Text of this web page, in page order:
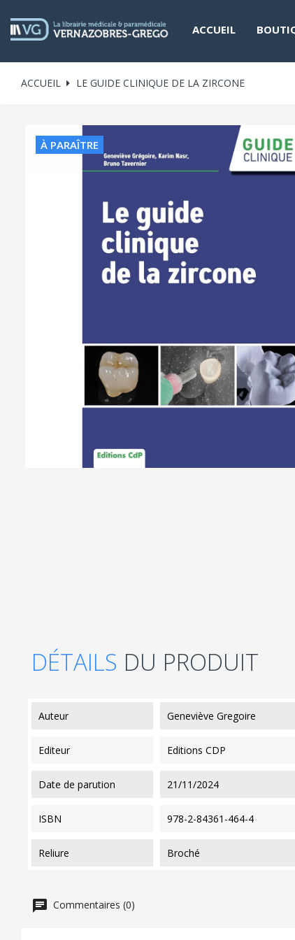
ACCUEIL
ACCUEIL LE GUIDE CLINIQUE DE LA ZIRCONE
À PARAÎTRE
DÉTAILS DU PRODUIT
auteur Geneviève Gregoire
editeur Editions CDP
date de parution 21/11/2024
ISBN 978-2-84361-464-4
reliure Broché
Commentaires (0)